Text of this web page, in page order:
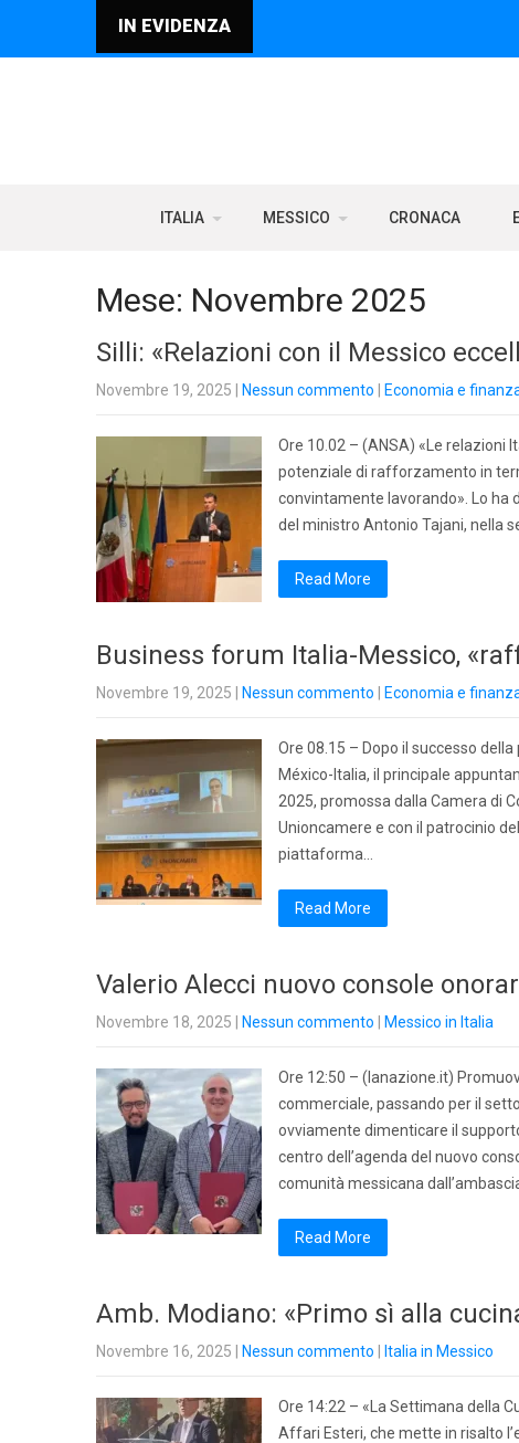
IN EVIDENZA
ITALIA MESSICO CRONACA
Mese: Novembre 2025
Silli: «Relazioni con il Messico
Novembre 19, 2025 Nessun commento Economia e
Ore 10.02 – (ANSA) «Le relazioni
potenziale di rafforzamento in
convintamente lavorando». Lo ha
del ministro Antonio Tajani, nella
Read More
Business forum Italia-Messico,
Novembre 19, 2025 Nessun commento Economia e
Ore 08.15 – Dopo il successo
México-Italia, il principale
2025, promossa dalla Camera di
Unioncamere e con il patrocinio
piattaforma…
Read More
Valerio Alecci nuovo console
Novembre 18, 2025 Nessun commento Messico in Italia
Ore 12:50 – (lanazione.it)
commerciale, passando per il
ovviamente dimenticare il
centro dell’agenda del nuovo
comunità messicana
Read More
Amb. Modiano: «Primo sì alla
Novembre 16, 2025 Nessun commento Italia in Messico
Ore 14:22 – «La Settimana della
Affari Esteri, che mette in risalto